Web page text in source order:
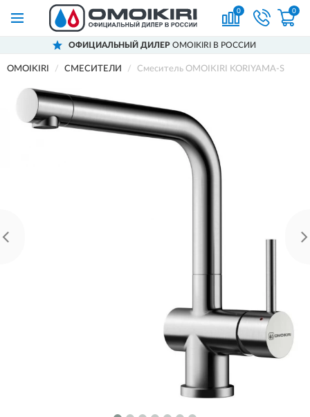
0 0
ОФИЦИАЛЬНЫЙ ДИЛЕР OMOIKIRI В РОССИИ
OMOIKIRI СМЕСИТЕЛИ Смеситель OMOIKIRI KORIYAMA-S